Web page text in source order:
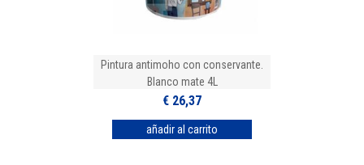
Pintura antimoho con conservante.
Blanco mate 4L
€ 26,37